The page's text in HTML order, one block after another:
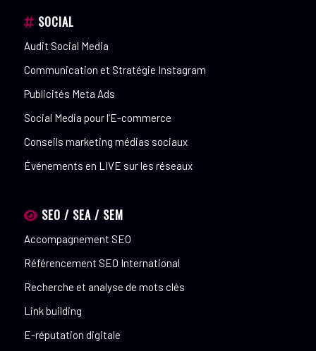
SOCIAL
Audit Social Media
Communication et Stratégie Instagram
Publicités Meta Ads
Social Media pour l’E-commerce
Conseils marketing médias sociaux
Événements en LIVE sur les réseaux
SEO / SEA / SEM
Accompagnement SEO
Référencement SEO International
Recherche et analyse de mots clés
Link building
E-réputation digitale